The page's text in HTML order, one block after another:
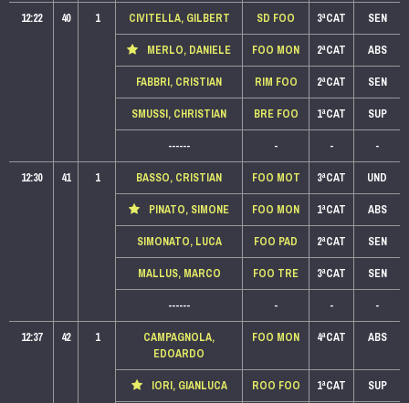
12:22
40 1 CIVITELLA, GILBERT SD FOO 3ªCAT
SEN
MERLO, DANIELE
FOO MON 2ªCAT
ABS
FABBRI, CRISTIAN
RIM FOO 2ªCAT
SEN
SMUSSI, CHRISTIAN
BRE FOO 1ªCAT
SUP
------
- -
-
12:30
41 1 BASSO, CRISTIAN FOO MOT 3ªCAT
UND
PINATO, SIMONE
FOO MON 1ªCAT
ABS
SIMONATO, LUCA
FOO PAD 2ªCAT
SEN
MALLUS, MARCO
FOO TRE 3ªCAT
SEN
------
- -
-
12:37
42 1
CAMPAGNOLA,
EDOARDO
FOO MON 4ªCAT ABS
IORI, GIANLUCA ROO FOO 1ªCAT SUP